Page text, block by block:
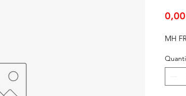
MH